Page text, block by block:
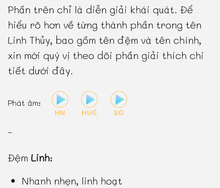
Phần trên chỉ là diễn giải khái quát. Để
hiểu rõ hơn về từng thành phần trong tên
Linh Thủy, bao gồm tên đệm và tên chính,
xin mời quý vị theo dõi phần giải thích chi
tiết dưới đây.
Phát âm:
-
ĐệmLinh:
Nhanh nhẹn, linh hoạt